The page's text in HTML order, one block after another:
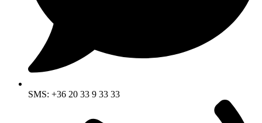
SMS: +36 20 33 9 33 33